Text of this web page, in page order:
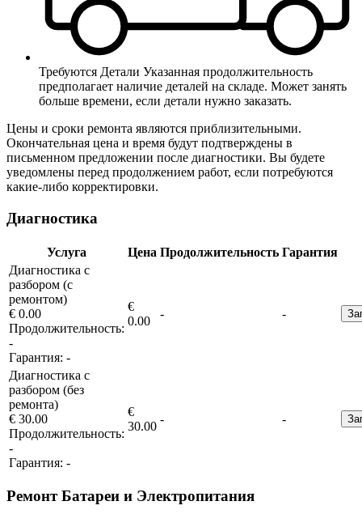
Требуются Детали Указанная продолжительность
предполагает наличие деталей на складе. Может занять
больше времени, если детали нужно заказать.
Цены и сроки ремонта являются приблизительными.
Окончательная цена и время будут подтверждены в
письменном предложении после диагностики. Вы будете
уведомлены перед продолжением работ, если потребуются
какие-либо корректировки.
Диагностика
Услуга Цена Продолжительность Гарантия
Диагностика с
разбором (с
ремонтом)
€ 0.00
Продолжительность:
-
Гарантия: -
€
0.00
- -
Диагностика с
разбором (без
ремонта)
€ 30.00
Продолжительность:
-
Гарантия: -
€
30.00
- -
Ремонт Батареи и Электропитания